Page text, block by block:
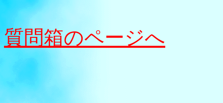
質問箱のページへ